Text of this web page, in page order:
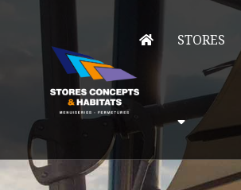
STORES